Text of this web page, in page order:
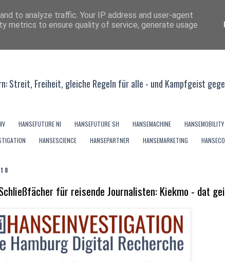
Streit, Freiheit, gleiche Regeln für alle - und Kampfgeist
HANSEFUTURE NI HANSEFUTURE SH HANSEMACHINE HANSEMOBILITY
HANSESCIENCE HANSEPARTNER HANSEMARKETING
Schließfächer für reisende Journalisten: Kiekmo - dat
to analyze traffic. Your IP address and user-agent
metrics to ensure quality of service, generate usage